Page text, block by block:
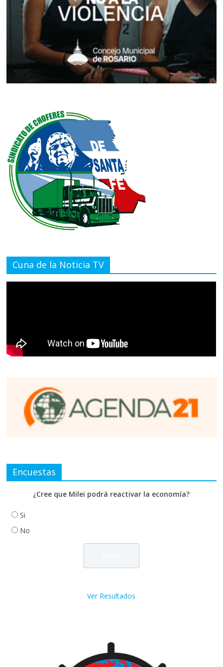
Cuna de la Noticia TV
Encuestas
¿Cree que Milei podrá reactivar la economía?
Si
No
Ver Resultados